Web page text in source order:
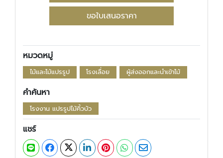
ขอใบเสนอราคา
หมวดหมู่
ไม้และไม้แปรรูป โรงเลื่อย ผู้ส่งออกและนำเข้าไม้
คำค้นหา
โรงงาน แปรรูปไม้คิ้วบัว
แชร์